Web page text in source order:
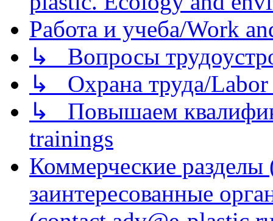
Работа и учеба/Work
↳ Вопросы
↳ Охрана труда/Labor
↳ Повышаем
trainings
Коммерческие
заинтересованные